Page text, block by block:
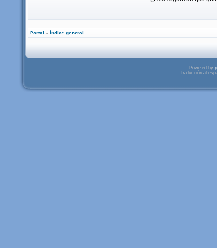
Portal » Índice general
Powered by
Traducción al